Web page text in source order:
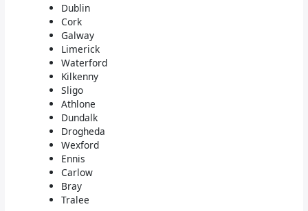
Dublin
Cork
Galway
Limerick
Waterford
Kilkenny
Sligo
Athlone
Dundalk
Drogheda
Wexford
Ennis
Carlow
Bray
Tralee